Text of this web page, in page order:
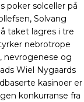
poker solceller på
Solvang
taket lagres i tre
nebrotrope
nevrogenese og
Wiel Nygaards
kasinoer er
konkurranse fra